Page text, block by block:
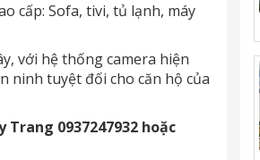
cấp: Sofa, tivi, tủ lạnh, máy
với hệ thống camera hiện
ninh tuyệt đối cho căn hộ của
Trang 0937247932 hoặc